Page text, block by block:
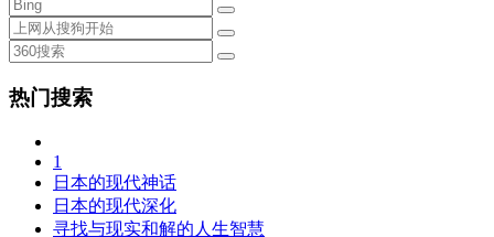
热门搜索
1
日本的现代神话
日本的现代深化
寻找与现实和解的人生智慧